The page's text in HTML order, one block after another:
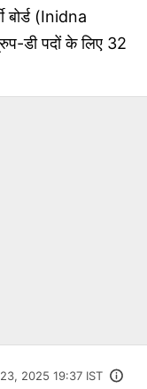
बोर्ड (Inidna
डी पदों के लिए 32
23, 2025 19:37 IST